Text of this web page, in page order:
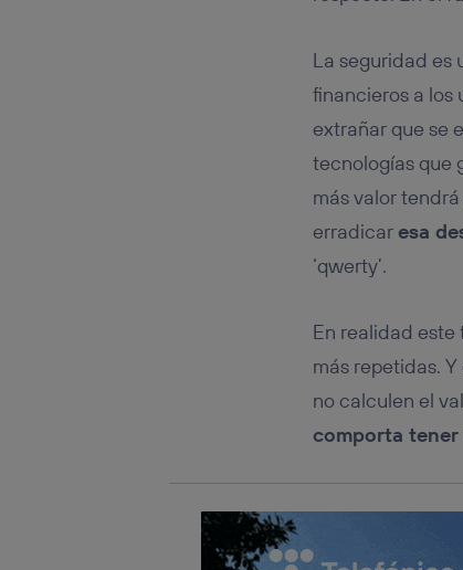
La seguridad es
financieros a los
extrañar que se
tecnologías que
más valor
erradicaresa
‘qwerty’.
En realidad este
más repetidas. Y
no calculen el
comporta